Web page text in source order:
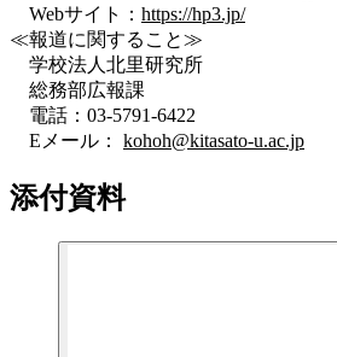
Webサイト： https://hp3.jp/
≪報道に関すること≫
学校法人北里研究所
総務部広報課
電話：03-5791-6422
Eメール： kohoh@kitasato-u.ac.jp
添付資料